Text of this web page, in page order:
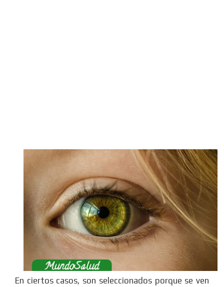
En ciertos casos, son seleccionados porque se ven